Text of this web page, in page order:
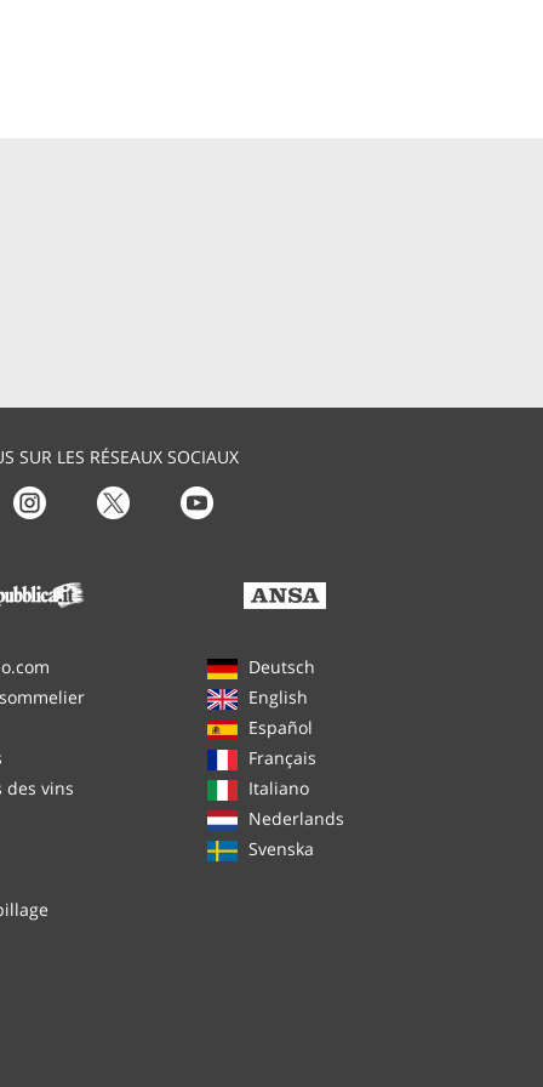
SUR LES RÉSEAUX SOCIAUX
des vins
Deutsch
English
Español
Français
Italiano
Nederlands
Svenska